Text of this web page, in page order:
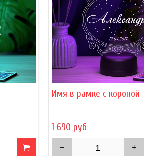
Имя в рамке с короной
1 690 руб